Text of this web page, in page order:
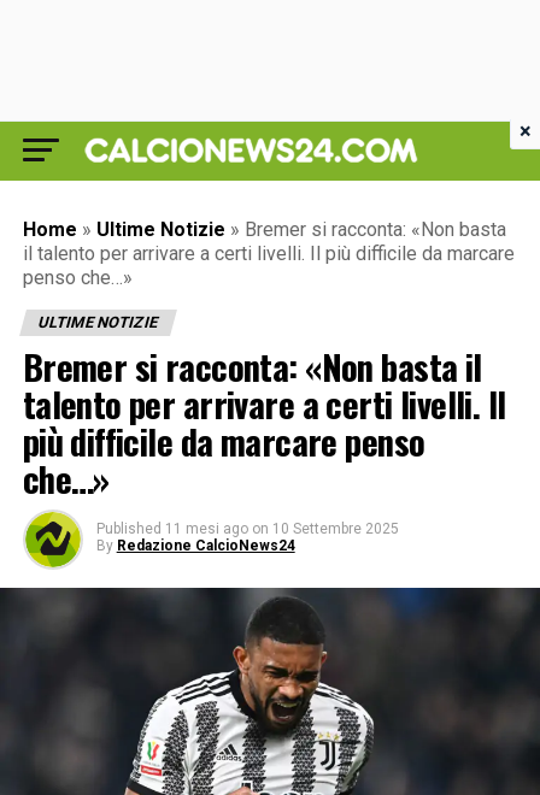
Home » Ultime Notizie » Bremer si racconta: «Non basta
il talento per arrivare a certi livelli. Il più difficile da marcare
penso che…»
ULTIME NOTIZIE
Bremer si racconta: «Non basta il
talento per arrivare a certi livelli. Il
più difficile da marcare penso
che…»
Published 11 mesi ago on 10 Settembre 2025
By Redazione CalcioNews24
×